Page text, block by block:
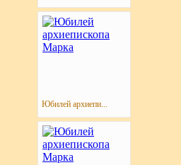
Юбилей архиепи...